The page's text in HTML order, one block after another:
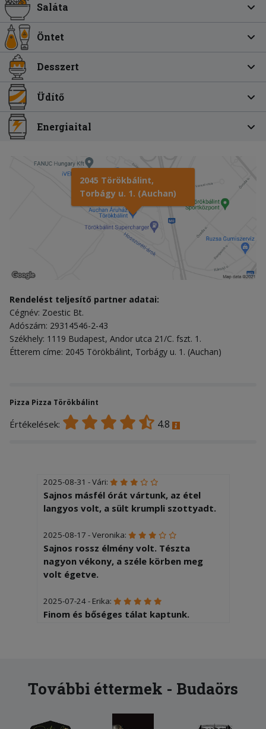
Saláta
Öntet
Desszert
Üdítő
Energiaital
2045 Törökbálint,
Torbágy u. 1. (Auchan)
Rendelést teljesítő partner adatai:
Cégnév: Zoestic Bt.
Adószám: 29314546-2-43
Székhely: 1119 Budapest, Andor utca 21/C. fszt. 1.
Étterem címe: 2045 Törökbálint, Torbágy u. 1. (Auchan)
Pizza Pizza Törökbálint
Értékelések: 4.8
2025-08-31 - Vári:
Sajnos másfél órát vártunk, az étel
langyos volt, a sült krumpli szottyadt.
2025-08-17 - Veronika:
Sajnos rossz élmény volt. Tészta
nagyon vékony, a széle körben meg
volt égetve.
2025-07-24 - Erika:
Finom és bőséges tálat kaptunk.
További éttermek - Budaörs